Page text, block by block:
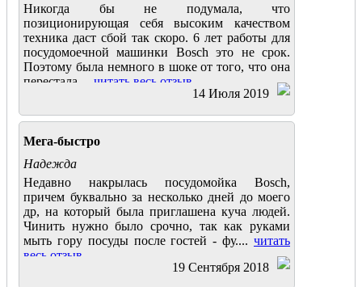
Никогда бы не подумала, что
позиционирующая себя высоким качеством
техника даст сбой так скоро. 6 лет работы для
посудомоечной машинки Bosch это не срок.
Поэтому была немного в шоке от того, что она
перестала.... читать весь отзыв
14 Июля 2019
Мега-быстро
Надежда
Недавно накрылась посудомойка Bosch,
причем буквально за несколько дней до моего
др, на который была приглашена куча людей.
Чинить нужно было срочно, так как руками
мыть гору посуды после гостей - фу.... читать
весь отзыв
19 Сентября 2018